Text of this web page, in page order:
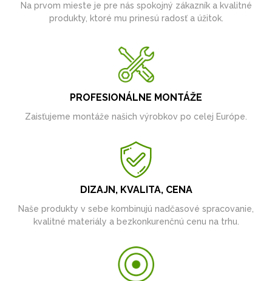
Na prvom mieste je pre nás spokojný zákazník a kvalitné
produkty, ktoré mu prinesú radosť a úžitok.
PROFESIONÁLNE MONTÁŽE
Zaisťujeme montáže našich výrobkov po celej Európe.
DIZAJN, KVALITA, CENA
Naše produkty v sebe kombinujú nadčasové spracovanie,
kvalitné materiály a bezkonkurenčnú cenu na trhu.